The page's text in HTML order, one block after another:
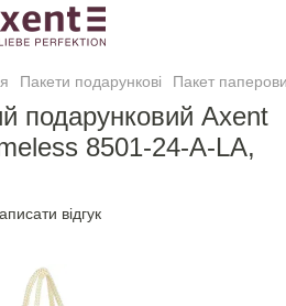
Пакети подарункові Пакет
подарунковий Axent
8501-24-A-LA,
відгук